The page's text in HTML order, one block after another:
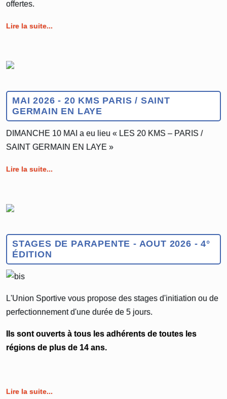
offertes.
Lire la suite...
MAI 2026 - 20 KMS PARIS / SAINT
GERMAIN EN LAYE
DIMANCHE 10 MAI a eu lieu « LES 20 KMS – PARIS /
SAINT GERMAIN EN LAYE »
Lire la suite...
STAGES DE PARAPENTE - AOUT 2026 - 4°
ÉDITION
L'Union Sportive vous propose des stages d'initiation ou de
perfectionnement d'une durée de 5 jours.
Ils sont ouverts à tous les adhérents de toutes les
régions de plus de 14 ans.
Lire la suite...